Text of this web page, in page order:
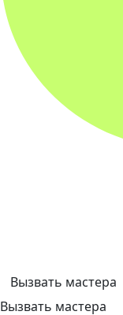
Вызвать мастера
Вызвать мастера